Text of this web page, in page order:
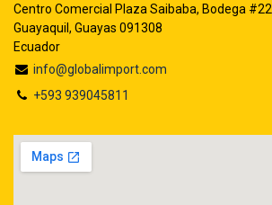
Centro Comercial Plaza Saibaba, Bodega #22
Guayaquil, Guayas 091308
Ecuador
info@globalimport.com
+593 939045811